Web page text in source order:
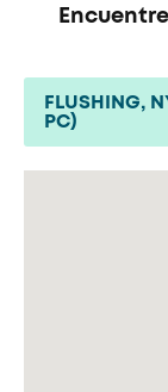
FLUSHING,
PC)